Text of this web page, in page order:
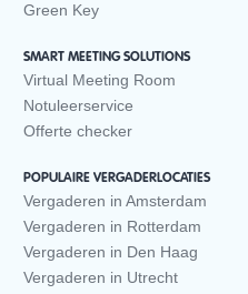
Green Key
SMART MEETING SOLUTIONS
Virtual Meeting Room
Notuleerservice
Offerte checker
POPULAIRE VERGADERLOCATIES
Vergaderen in Amsterdam
Vergaderen in Rotterdam
Vergaderen in Den Haag
Vergaderen in Utrecht